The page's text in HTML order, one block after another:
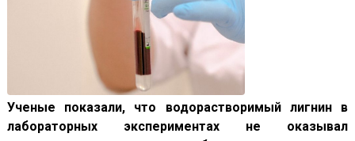
Ученые показали, что водорастворимый лигнин в
лабораторных экспериментах не оказывал